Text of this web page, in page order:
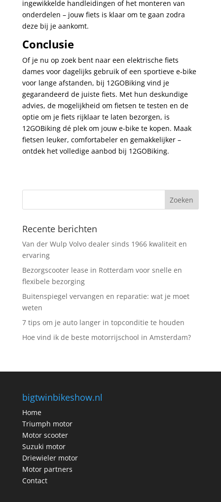
ingewikkelde handleidingen of het monteren van
onderdelen – jouw fiets is klaar om te gaan zodra
deze bij je aankomt.
Conclusie
Of je nu op zoek bent naar een elektrische fiets
dames voor dagelijks gebruik of een sportieve e-bike
voor lange afstanden, bij 12GOBiking vind je
gegarandeerd de juiste fiets. Met hun deskundige
advies, de mogelijkheid om fietsen te testen en de
optie om je fiets rijklaar te laten bezorgen, is
12GOBiking dé plek om jouw e-bike te kopen. Maak
fietsen leuker, comfortabeler en gemakkelijker –
ontdek het volledige aanbod bij 12GOBiking.
Recente berichten
Van der Wulp Volvo dealer sinds 1966 kwaliteit en
ervaring
Bezorgscooter lease in Rotterdam voor snelle en
flexibele bezorging
Buitenspiegel vervangen en reparatie: wat je moet
weten
7 tips om je auto langer in topconditie te houden
Hoe vind ik de beste motorrijschool in Amsterdam?
bigtwinbikeshow.nl
Home
Triumph motor
Motor scooter
Suzuki motor
Driewieler motor
Motor partners
Contact